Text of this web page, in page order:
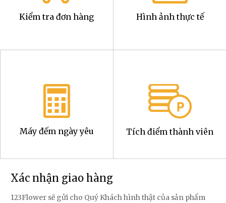
Kiểm tra đơn hàng Hình ảnh thực tế
Máy đếm ngày yêu Tích điểm thành viên
Xác nhận giao hàng
123Flower sẽ gửi cho Quý Khách hình thật của sản phẩm